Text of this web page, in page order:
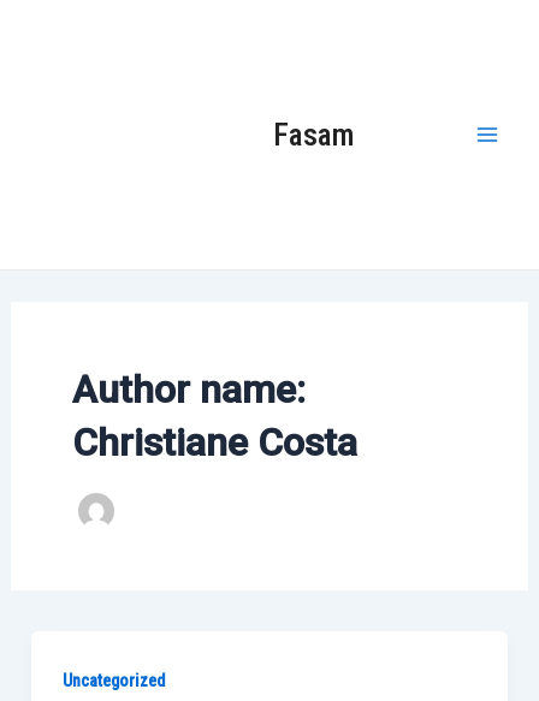
Fasam
Author name:
Christiane Costa
Uncategorized